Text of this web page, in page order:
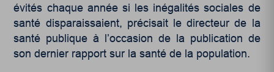
évités chaque année si les inégalités sociales de
santé disparaissaient, précisait le directeur de la
santé publique à l’occasion de la publication de
son dernier rapport sur la santé de la population.